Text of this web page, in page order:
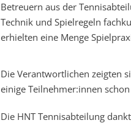
Betreuern aus der
Technik und Spielregeln
erhielten eine Menge
Die Verantwortlichen zeigten
einige Teilnehmer:innen
Die HNT Tennisabteilung